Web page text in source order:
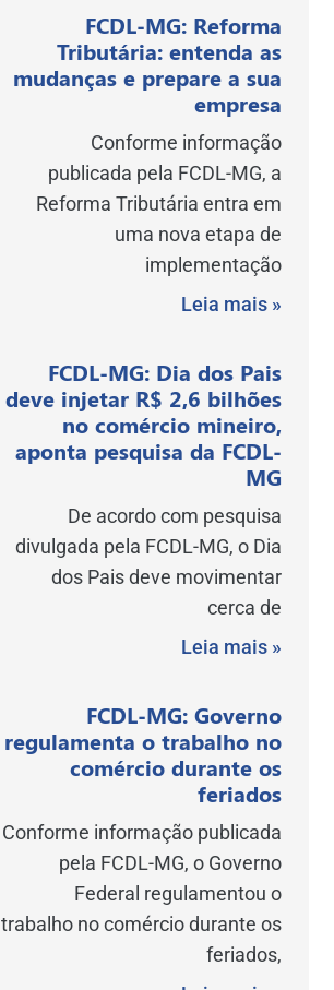
FCDL-MG: Reforma
Tributária: entenda as
mudanças e prepare a sua
empresa
Conforme informação
publicada pela FCDL-MG, a
Reforma Tributária entra em
uma nova etapa de
implementação
Leia mais »
FCDL-MG: Dia dos Pais
deve injetar R$ 2,6 bilhões
no comércio mineiro,
aponta pesquisa da FCDL-
MG
De acordo com pesquisa
divulgada pela FCDL-MG, o Dia
dos Pais deve movimentar
cerca de
Leia mais »
FCDL-MG: Governo
regulamenta o trabalho no
comércio durante os
feriados
Conforme informação publicada
pela FCDL-MG, o Governo
Federal regulamentou o
trabalho no comércio durante os
feriados,